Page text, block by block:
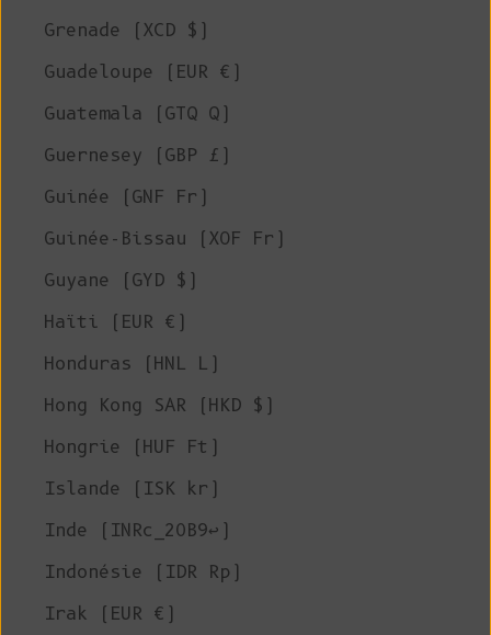
Grenade (XCD $)
Guadeloupe (EUR €)
Guatemala (GTQ Q)
Guernesey (GBP £)
Guinée (GNF Fr)
Guinée-Bissau (XOF Fr)
Guyane (GYD $)
Haïti (EUR €)
Honduras (HNL L)
Hong Kong SAR (HKD $)
Hongrie (HUF Ft)
Islande (ISK kr)
Inde (INRc_20B9↩)
Indonésie (IDR Rp)
Irak (EUR €)